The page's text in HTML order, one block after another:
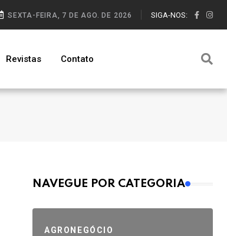
SEXTA-FEIRA, 7 DE AGO. DE 2026 SIGA-NOS:
Revistas Contato
MAIS VISTOS
NAVEGUE POR CATEGORIA
AGRONEGÓCIO